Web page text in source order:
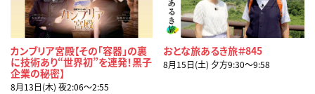
カンブリア宮殿【その「容器」の裏
に技術あり“世界初”を連発！黒子
企業の秘密】
8月13日(木) 夜2:06〜2:55
おとな旅あるき旅＃845
8月15日(土) 夕方9:30〜9:58